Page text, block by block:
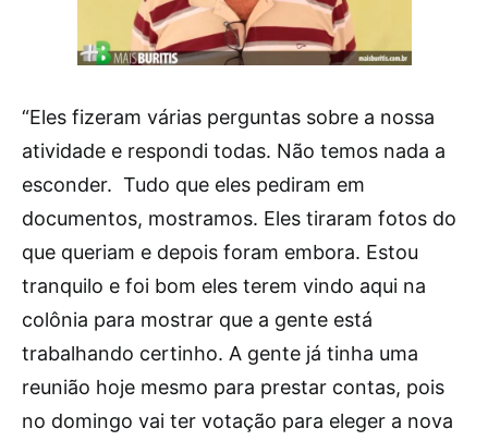
“Eles fizeram várias perguntas sobre a nossa
atividade e respondi todas. Não temos nada a
esconder. Tudo que eles pediram em
documentos, mostramos. Eles tiraram fotos do
que queriam e depois foram embora. Estou
tranquilo e foi bom eles terem vindo aqui na
colônia para mostrar que a gente está
trabalhando certinho. A gente já tinha uma
reunião hoje mesmo para prestar contas, pois
no domingo vai ter votação para eleger a nova